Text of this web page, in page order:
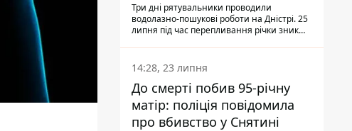
Три дні рятувальники проводили
водолазно-пошукові роботи на Дністрі. 25
липня під час перепливання річки зник
виявили тіло.
14:28, 23 липня
До смерті побив 95-річну
матір: поліція повідомила
про вбивство у Снятині